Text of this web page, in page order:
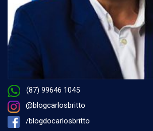
(87) 99646 1045
@blogcarlosbritto
/blogdocarlosbritto